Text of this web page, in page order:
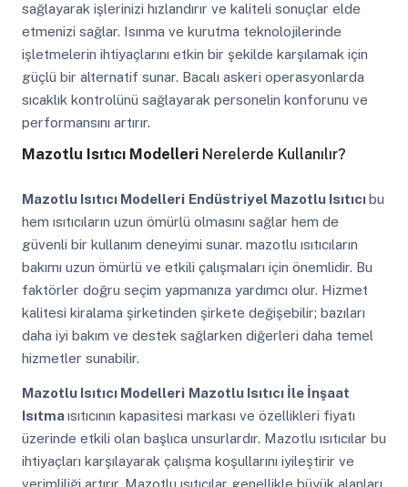
sağlayarak işlerinizi hızlandırır ve kaliteli sonuçlar elde
etmenizi sağlar. Isınma ve kurutma teknolojilerinde
işletmelerin ihtiyaçlarını etkin bir şekilde karşılamak için
güçlü bir alternatif sunar. Bacalı askeri operasyonlarda
sıcaklık kontrolünü sağlayarak personelin konforunu ve
performansını artırır.
Mazotlu Isıtıcı ModelleriNerelerde Kullanılır?
Mazotlu Isıtıcı Modelleri Endüstriyel Mazotlu Isıtıcı bu
hem ısıtıcıların uzun ömürlü olmasını sağlar hem de
güvenli bir kullanım deneyimi sunar. mazotlu ısıtıcıların
bakımı uzun ömürlü ve etkili çalışmaları için önemlidir. Bu
faktörler doğru seçim yapmanıza yardımcı olur. Hizmet
kalitesi kiralama şirketinden şirkete değişebilir; bazıları
daha iyi bakım ve destek sağlarken diğerleri daha temel
hizmetler sunabilir.
Mazotlu Isıtıcı Modelleri Mazotlu Isıtıcı İle İnşaat
Isıtmaısıtıcının kapasitesi markası ve özellikleri fiyatı
üzerinde etkili olan başlıca unsurlardır. Mazotlu ısıtıcılar bu
ihtiyaçları karşılayarak çalışma koşullarını iyileştirir ve
verimliliği artırır. Mazotlu ısıtıcılar genellikle büyük alanları